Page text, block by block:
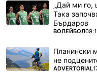
„Дай ми го,
Така
Бърдаров
ПОВЕЧЕ ОТ
ВОЛЕЙБОЛ
Планински
не
ПОВЕЧЕ ОТ
ADVERTORIAL